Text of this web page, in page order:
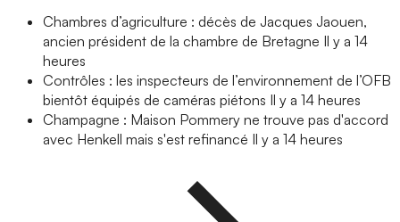
Chambres d’agriculture : décès de Jacques Jaouen,
ancien président de la chambre de Bretagne Il y a 14
heures
Contrôles : les inspecteurs de l’environnement de l’OFB
bientôt équipés de caméras piétons Il y a 14 heures
Champagne : Maison Pommery ne trouve pas d'accord
avec Henkell mais s'est refinancé Il y a 14 heures